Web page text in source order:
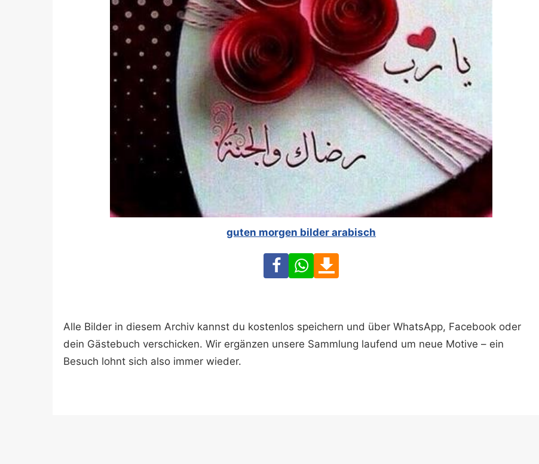
guten morgen bilder arabisch
FacebookWhatsApp
Alle Bilder in diesem Archiv kannst du kostenlos speichern und über WhatsApp, Facebook oder
dein Gästebuch verschicken. Wir ergänzen unsere Sammlung laufend um neue Motive – ein
Besuch lohnt sich also immer wieder.